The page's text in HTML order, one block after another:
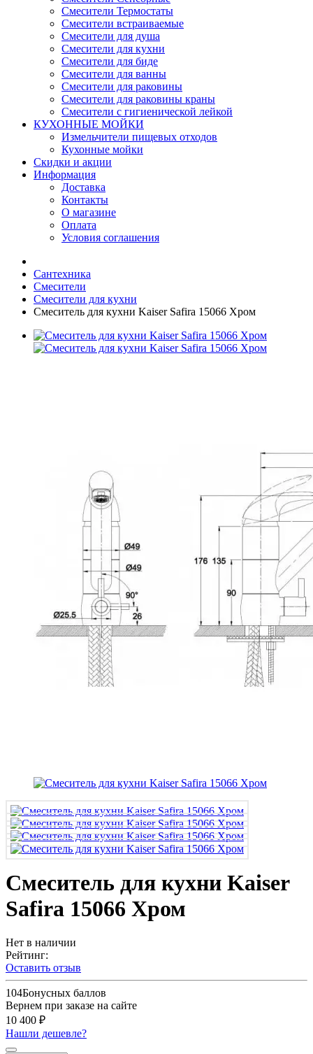
Смесители Термостаты
Смесители встраиваемые
Смесители для душа
Смесители для кухни
Смесители для биде
Смесители для ванны
Смесители для раковины
Смесители для раковины краны
Смесители с гигиенической лейкой
КУХОННЫЕ МОЙКИ
Измельчители пищевых отходов
Кухонные мойки
Скидки и акции
Информация
Доставка
Контакты
О магазине
Оплата
Условия соглашения
Сантехника
Смесители
Смесители для кухни
Смеситель для кухни Kaiser Safira 15066 Хром
Смеситель для кухни Kaiser
Safira 15066 Хром
Нет в наличии
Рейтинг:
Оставить отзыв
104Бонусных баллов
Вернем при заказе на сайте
10 400 ₽
Нашли дешевле?